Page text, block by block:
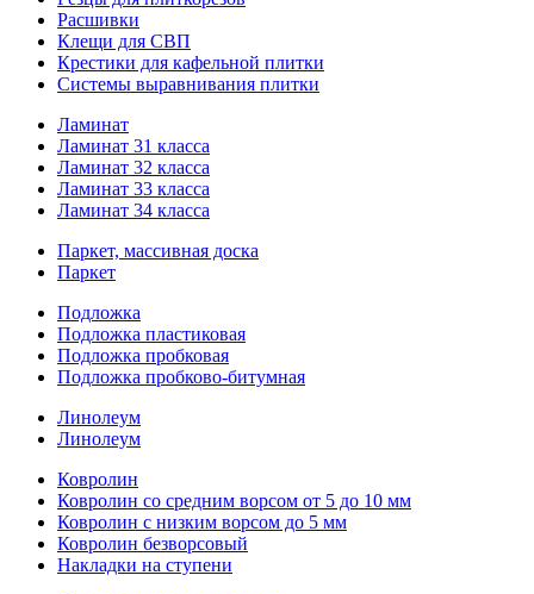
Расшивки
Клещи для СВП
Крестики для кафельной плитки
Системы выравнивания плитки
Ламинат
Ламинат 31 класса
Ламинат 32 класса
Ламинат 33 класса
Ламинат 34 класса
Паркет, массивная доска
Паркет
Подложка
Подложка пластиковая
Подложка пробковая
Подложка пробково-битумная
Линолеум
Линолеум
Ковролин
Ковролин со средним ворсом от 5 до 10 мм
Ковролин с низким ворсом до 5 мм
Ковролин безворсовый
Накладки на ступени